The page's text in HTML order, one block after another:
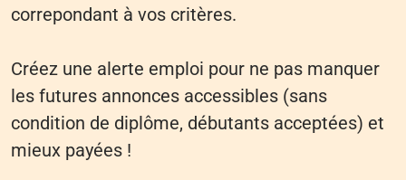
correpondant à vos critères.
Créez une alerte emploi pour ne pas manquer
les futures annonces accessibles (sans
condition de diplôme, débutants acceptées) et
mieux payées !